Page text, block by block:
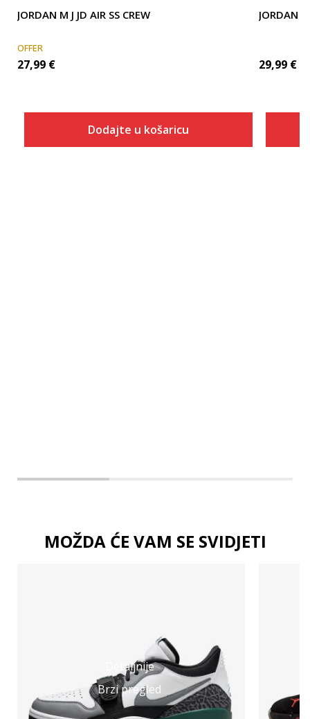
JORDAN M J JD AIR SS CREW
OFFER
27,99 €
Dodajte u košaricu
JORDAN
29,99 €
MOŽDA ĆE VAM SE SVIDJETI
Detaljnije
Brzi pregled